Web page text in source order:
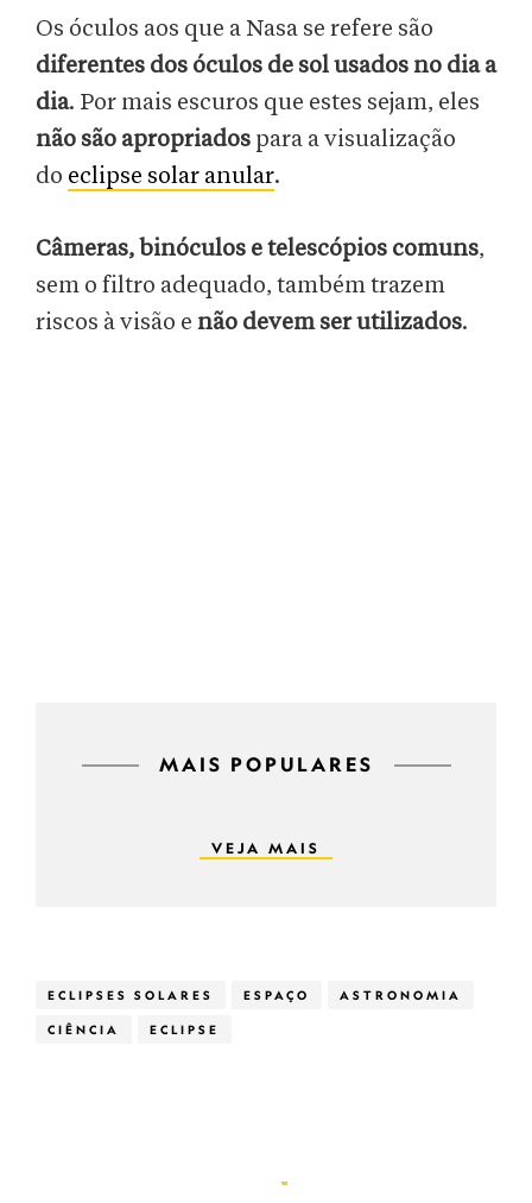
Os óculos aos que a Nasa se refere são
diferentes dos óculos de sol usados no dia a
dia. Por mais escuros que estes sejam, eles
não são apropriados para a visualização
do eclipse solar anular.
Câmeras, binóculos e telescópios comuns,
sem o filtro adequado, também trazem
riscos à visão e não devem ser utilizados.
MAIS POPULARES
VEJA MAIS
ECLIPSES SOLARES ESPAÇO ASTRONOMIA
CIÊNCIA ECLIPSE